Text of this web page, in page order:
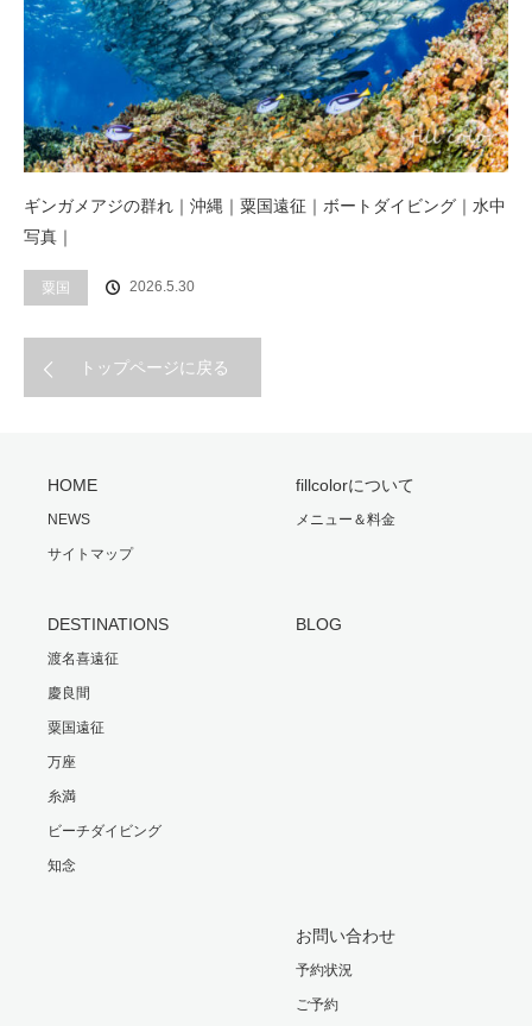
ギンガメアジの群れ｜沖縄｜粟国遠征｜ボートダイビング｜水中
写真｜
粟国 2026.5.30
トップページに戻る
HOME
NEWS
サイトマップ
fillcolorについて
メニュー＆料金
DESTINATIONS
渡名喜遠征
慶良間
粟国遠征
万座
糸満
ビーチダイビング
知念
BLOG
お問い合わせ
予約状況
ご予約